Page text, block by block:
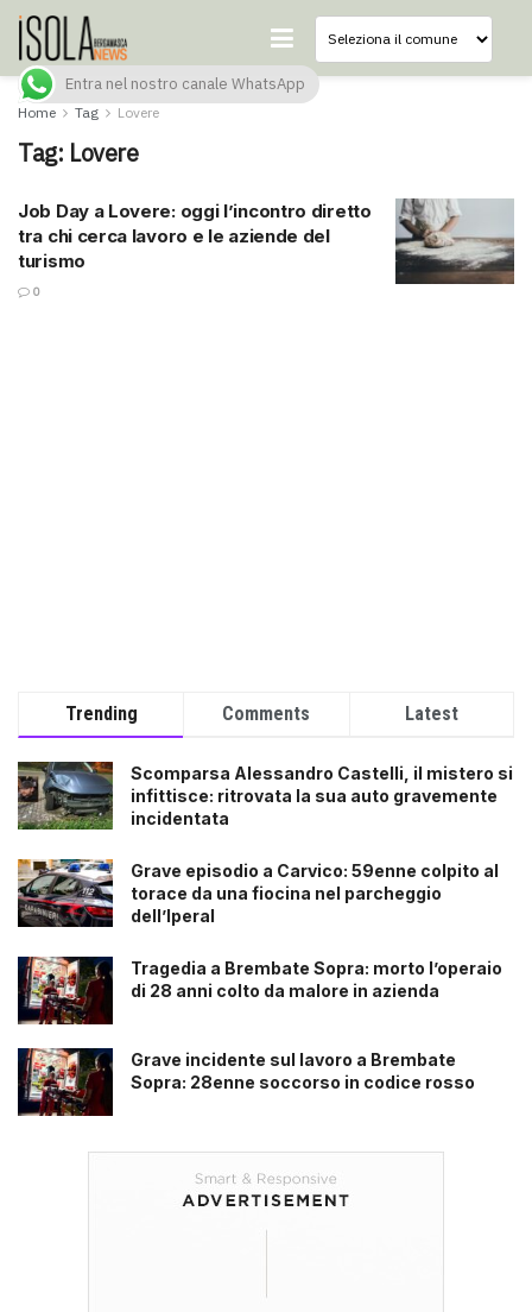
Home Tag Lovere
Tag: Lovere
Job Day a Lovere: oggi l’incontro diretto
tra chi cerca lavoro e le aziende del
turismo
0
Trending Comments Latest
Scomparsa Alessandro Castelli, il mistero si
infittisce: ritrovata la sua auto gravemente
incidentata
Grave episodio a Carvico: 59enne colpito al
torace da una fiocina nel parcheggio
dell’Iperal
Tragedia a Brembate Sopra: morto l’operaio
di 28 anni colto da malore in azienda
Grave incidente sul lavoro a Brembate
Sopra: 28enne soccorso in codice rosso
Entra nel nostro canale WhatsApp